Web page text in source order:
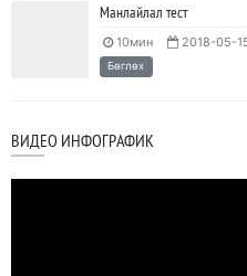
Манлайлал тест
10мин 2018-05-
Бөглөх
ВИДЕО ИНФОГРАФИК